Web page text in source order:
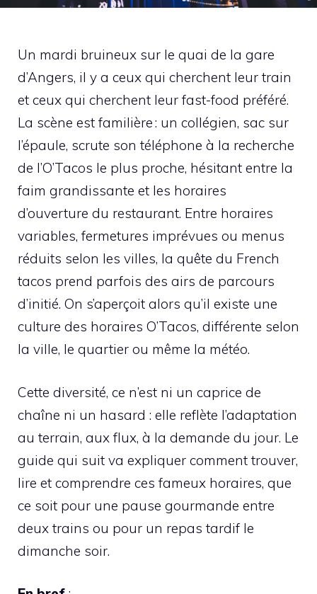
Un mardi bruineux sur le quai de la gare
d’Angers, il y a ceux qui cherchent leur train
et ceux qui cherchent leur fast-food préféré.
La scène est familière : un collégien, sac sur
l’épaule, scrute son téléphone à la recherche
de l’O’Tacos le plus proche, hésitant entre la
faim grandissante et les horaires
d’ouverture du restaurant. Entre horaires
variables, fermetures imprévues ou menus
réduits selon les villes, la quête du French
tacos prend parfois des airs de parcours
d’initié. On s’aperçoit alors qu’il existe une
culture des horaires O’Tacos, différente selon
la ville, le quartier ou même la météo.
Cette diversité, ce n’est ni un caprice de
chaîne ni un hasard : elle reflète l’adaptation
au terrain, aux flux, à la demande du jour. Le
guide qui suit va expliquer comment trouver,
lire et comprendre ces fameux horaires, que
ce soit pour une pause gourmande entre
deux trains ou pour un repas tardif le
dimanche soir.